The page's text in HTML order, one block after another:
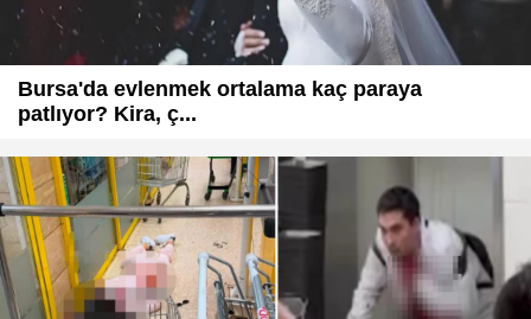
Bursa'da evlenmek ortalama kaç paraya
patlıyor? Kira, ç...